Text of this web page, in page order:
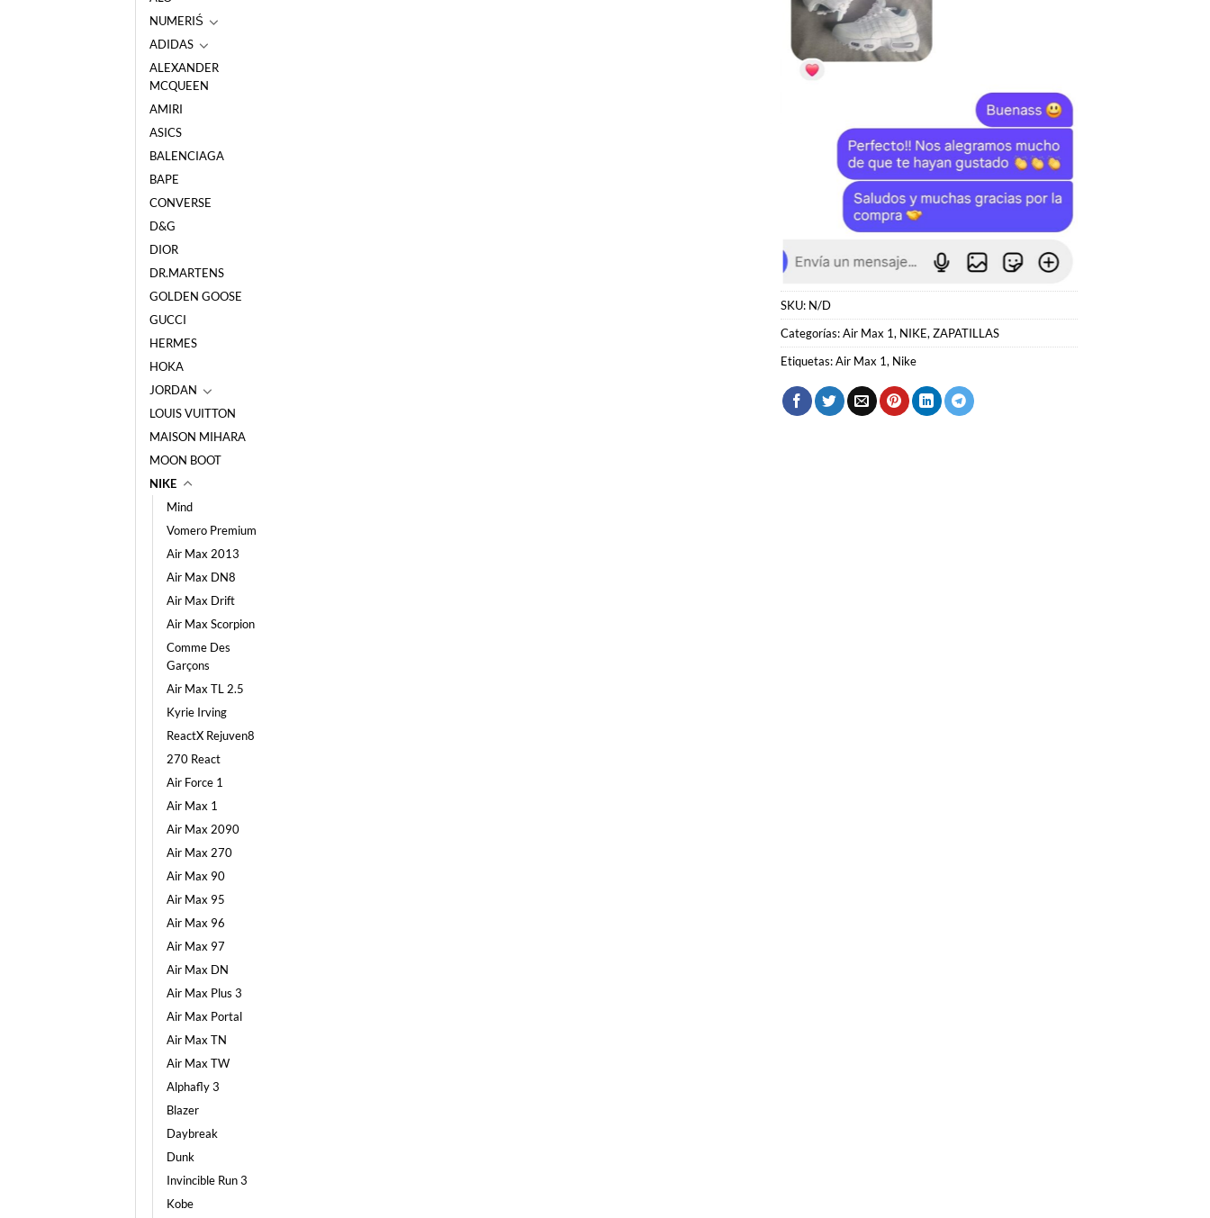
NUMERIŚ
ADIDAS
ALEXANDER
MCQUEEN
AMIRI
ASICS
BALENCIAGA
BAPE
CONVERSE
D&G
DIOR
DR.MARTENS
GOLDEN GOOSE
GUCCI
HERMES
HOKA
JORDAN
LOUIS VUITTON
MAISON MIHARA
MOON BOOT
NIKE
Mind
Vomero Premium
Air Max 2013
Air Max DN8
Air Max Drift
Air Max Scorpion
Comme Des
Garçons
Air Max TL 2.5
Kyrie Irving
ReactX Rejuven8
270 React
Air Force 1
Air Max 1
Air Max 2090
Air Max 270
Air Max 90
Air Max 95
Air Max 96
Air Max 97
Air Max DN
Air Max Plus 3
Air Max Portal
Air Max TN
Air Max TW
Alphafly 3
Blazer
Daybreak
Dunk
Invincible Run 3
Kobe
SKU:N/D
Categorías:
Etiquetas:
Air Max 1 , Nike